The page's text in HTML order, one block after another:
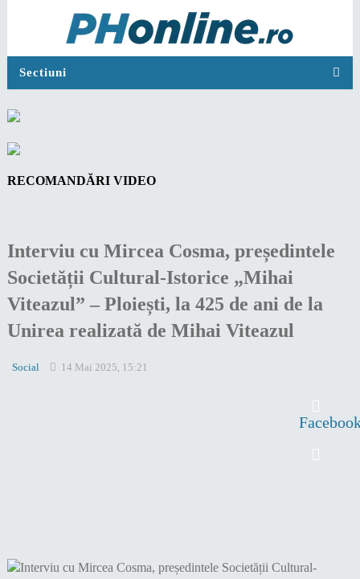
Sectiuni
RECOMANDĂRI VIDEO
Interviu cu Mircea Cosma, președintele
Societății Cultural-Istorice „Mihai
Viteazul” – Ploiești, la 425 de ani de la
Unirea realizată de Mihai Viteazul
Social 14 Mai 2025, 15:21